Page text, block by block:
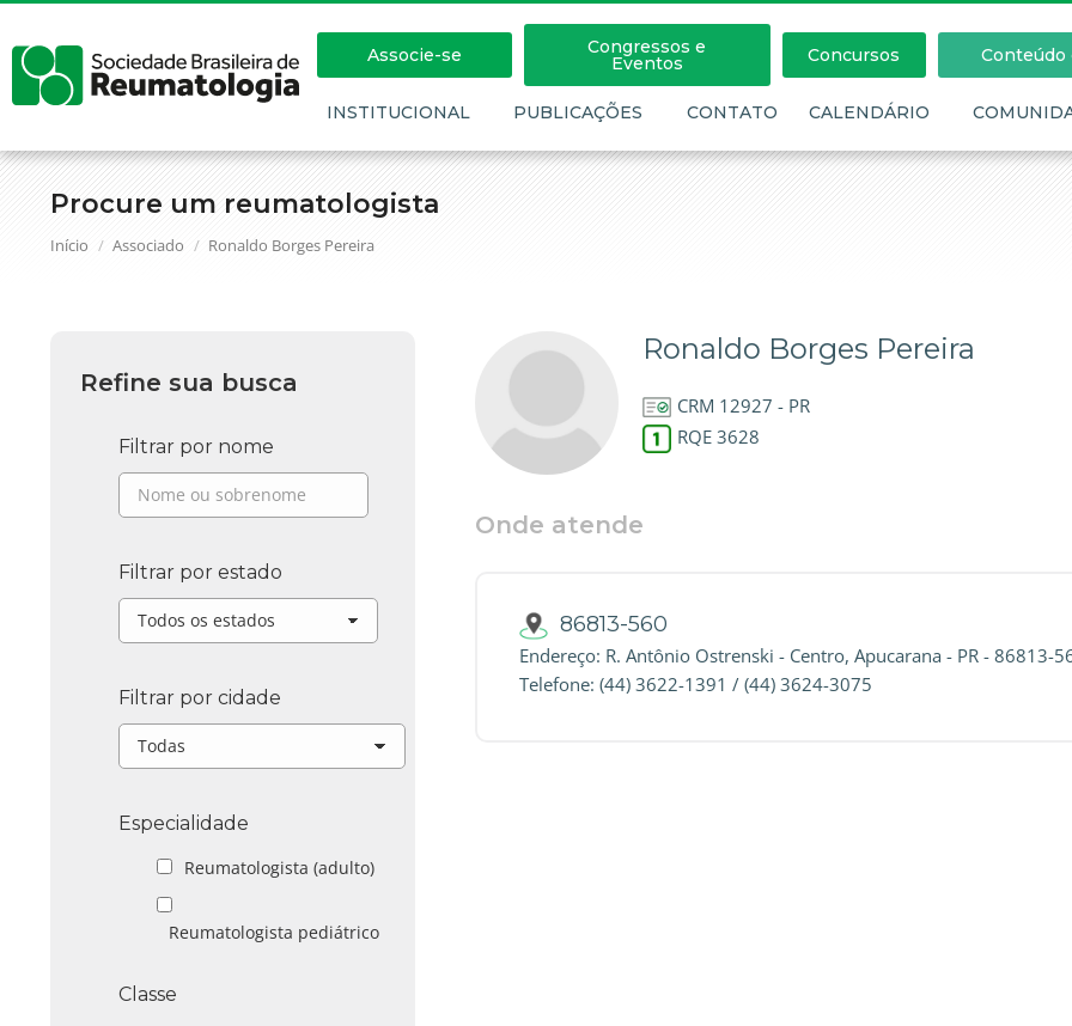
Procure um reumatologista
Você está aqui:
Início Associado Ronaldo Borges Pereira
Associe-se Congressos e
Eventos Concursos
INSTITUCIONAL PUBLICAÇÕES CONTATO CALENDÁRIO
Ronaldo Borges Pereira
CRM 12927 - PR
RQE 3628
Onde atende
86813-560
Endereço: R. Antônio Ostrenski - Centro, Apucarana - PR - 86813-
Telefone: (44) 3622-1391 / (44) 3624-3075
Refine sua busca
Filtrar por nome
Filtrar por estado
Filtrar por cidade
Especialidade
Reumatologista (adulto)
Reumatologista pediátrico
Classe